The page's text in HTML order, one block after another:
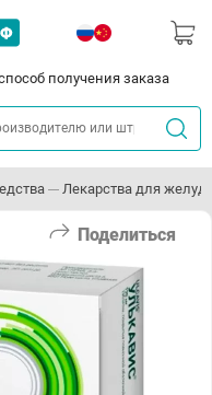
получения заказа
Лекарства для
Поделиться